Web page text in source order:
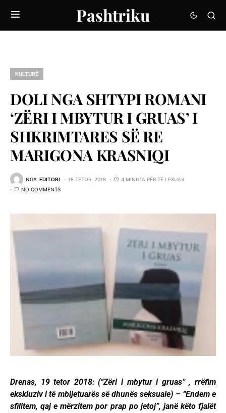
Pashtriku
KULTURË
DOLI NGA SHTYPI ROMANI
‘ZËRI I MBYTUR I GRUAS’ I
SHKRIMTARES SË RE
MARIGONA KRASNIQI
NGA EDITORI 18 TETOR, 2018
4 MINUTA PËR TË LEXUAR
NO COMMENTS
Drenas, 19 tetor 2018: (“Zëri i mbytur i gruas” , rrëfim
ekskluziv i të mbijetuarës së dhunës seksuale) – “Endem e
sfilitem, qaj e mërzitem por prap po jetoj”, janë këto fjalët